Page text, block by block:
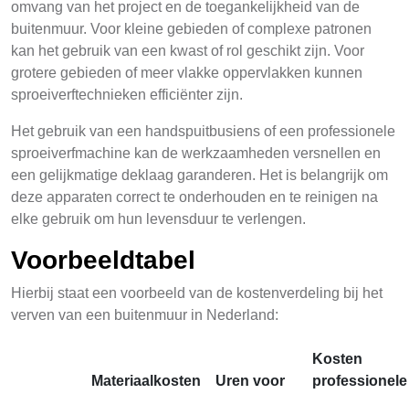
omvang van het project en de toegankelijkheid van de
buitenmuur. Voor kleine gebieden of complexe patronen
kan het gebruik van een kwast of rol geschikt zijn. Voor
grotere gebieden of meer vlakke oppervlakken kunnen
sproeiverftechnieken efficiënter zijn.
Het gebruik van een handspuitbusiens of een professionele
sproeiverfmachine kan de werkzaamheden versnellen en
een gelijkmatige deklaag garanderen. Het is belangrijk om
deze apparaten correct te onderhouden en te reinigen na
elke gebruik om hun levensduur te verlengen.
Voorbeeldtabel
Hierbij staat een voorbeeld van de kostenverdeling bij het
verven van een buitenmuur in Nederland:
Materiaalkosten
Uren voor
Kosten
professionele